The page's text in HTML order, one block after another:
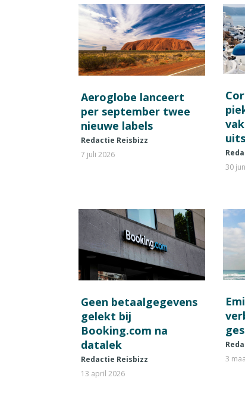
Aeroglobe lanceert
per september twee
nieuwe labels
Redactie Reisbizz
7 juli 2026
30
Geen betaalgegevens
gelekt bij
Booking.com na
datalek
Redactie Reisbizz
13 april 2026
3